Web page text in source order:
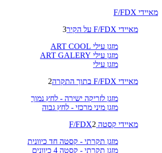
מאיידי F/FDX
מאיידי F/FDX על הקיר
3
מזגן עילי ART COOL
מזגן עילי ART GALERY
מזגן עילי
מאיידי F/FDX בתוך התקרה
2
מזגן לזריקה ישירה - לחץ נמוך
מזגן מיני מרכזי - לחץ גבוה
מאיידי קסטה F/FDX 2
מזגן תקרתי - קסטה חד כיוונית
מזגן תקרתי - קסטה 4 כיוונים